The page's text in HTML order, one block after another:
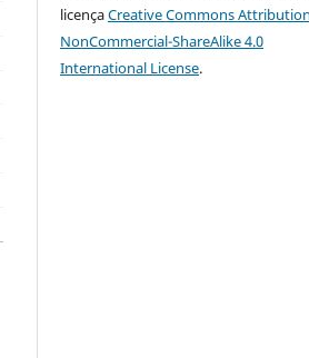
licençaCreative Commons
NonCommercial-ShareAlike 4.0
International License.